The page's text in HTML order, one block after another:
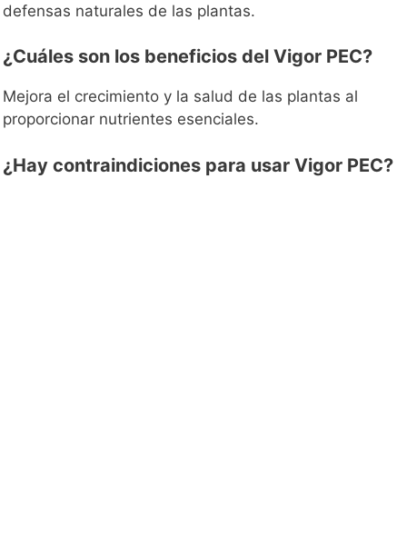
defensas naturales de las plantas.
¿Cuáles son los beneficios del Vigor PEC?
Mejora el crecimiento y la salud de las plantas al
proporcionar nutrientes esenciales.
¿Hay contraindiciones para usar Vigor PEC?